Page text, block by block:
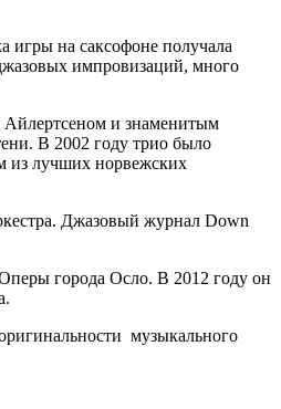
игры на саксофоне получала
импровизаций, много
Айлертсеном и знаменитым
В 2002 году трио было
из лучших норвежских
Джазовый журнал Down
города Осло. В 2012 году он
музыкального